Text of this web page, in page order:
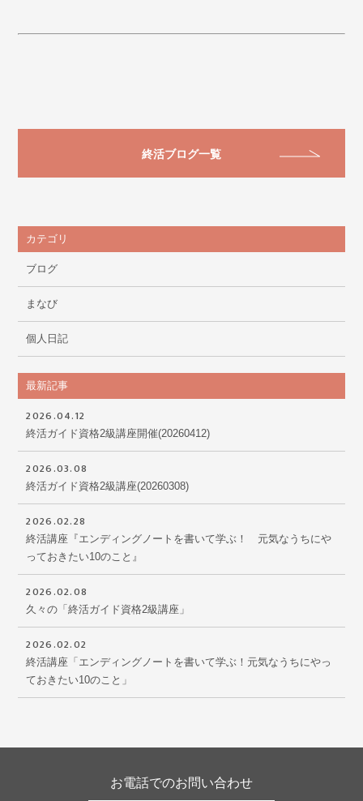
終活ブログ一覧
カテゴリ
ブログ
まなび
個人日記
最新記事
2026.04.12
終活ガイド資格2級講座開催(20260412)
2026.03.08
終活ガイド資格2級講座(20260308)
2026.02.28
終活講座『エンディングノートを書いて学ぶ！ 元気なうちにや
っておきたい10のこと』
2026.02.08
久々の「終活ガイド資格2級講座」
2026.02.02
終活講座「エンディングノートを書いて学ぶ！元気なうちにやっ
ておきたい10のこと」
お電話でのお問い合わせ